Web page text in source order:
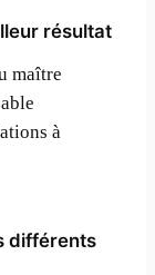
résultat
maître
à
différents